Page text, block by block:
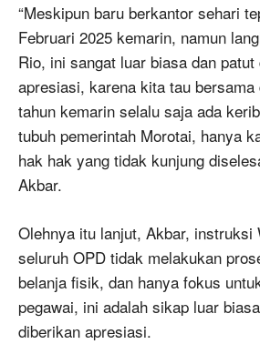
“Meskipun baru berkantor sehari
Februari 2025 kemarin, namun
Rio, ini sangat luar biasa dan
apresiasi, karena kita tau bersama
tahun kemarin selalu saja ada
tubuh pemerintah Morotai, hanya
hak hak yang tidak kunjung
Akbar.
Olehnya itu lanjut, Akbar, instruksi
seluruh OPD tidak melakukan
belanja fisik, dan hanya fokus
pegawai, ini adalah sikap luar
diberikan apresiasi.